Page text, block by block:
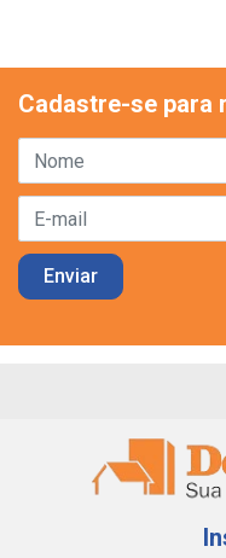
Cadastre-se para